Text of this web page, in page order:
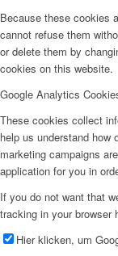
Because these cookies
cannot refuse them
or delete them by
cookies on this website.
Google Analytics
These cookies collect
help us understand how
marketing campaigns
application for you in
If you do not want that
tracking in your browser
Hier klicken, um